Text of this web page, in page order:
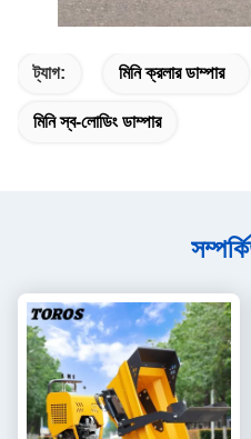
ট্যাগ: মিনি ক্রলার ডাম্পার
মিনি স্ব-লোডিং ডাম্পার